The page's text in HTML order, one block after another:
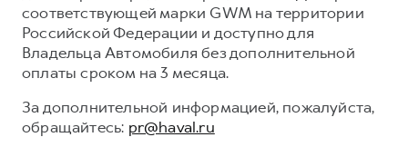
соответствующей марки GWM на территории
Российской Федерации и доступно для
Владельца Автомобиля без дополнительной
оплаты сроком на 3 месяца.
За дополнительной информацией, пожалуйста,
обращайтесь: pr@haval.ru